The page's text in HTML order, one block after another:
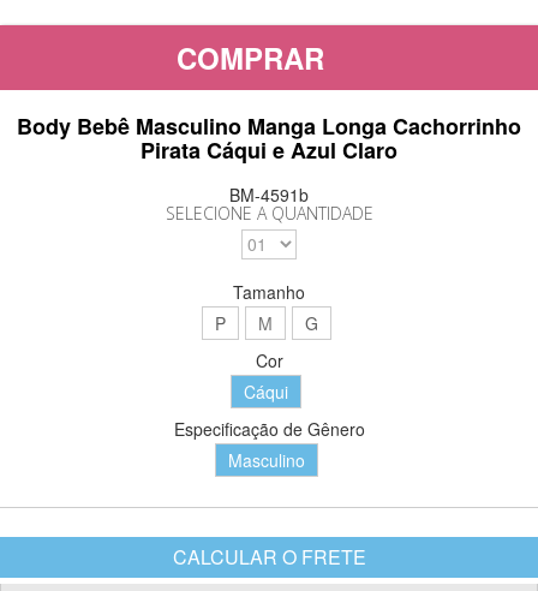
COMPRAR
Body Bebê Masculino Manga Longa Cachorrinho
Pirata Cáqui e Azul Claro
BM-4591b
SELECIONE A QUANTIDADE
Tamanho
P
M
G
Cor
Cáqui
Especificação de Gênero
Masculino